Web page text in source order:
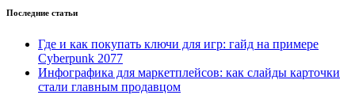
Последние статьи
Где и как покупать ключи для игр: гайд на примере
Cyberpunk 2077
Инфографика для маркетплейсов: как слайды карточки
стали главным продавцом